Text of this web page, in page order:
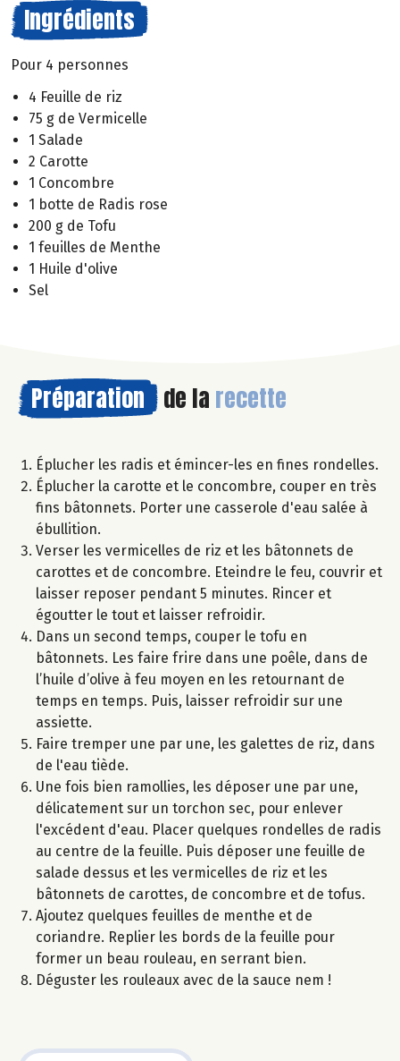
Ingrédients
Pour 4 personnes
4 Feuille de riz
75 g de Vermicelle
1 Salade
2 Carotte
1 Concombre
1 botte de Radis rose
200 g de Tofu
1 feuilles de Menthe
1 Huile d'olive
Sel
Préparation de la recette
Éplucher les radis et émincer-les en fines rondelles.
Éplucher la carotte et le concombre, couper en très
fins bâtonnets. Porter une casserole d'eau salée à
ébullition.
Verser les vermicelles de riz et les bâtonnets de
carottes et de concombre. Eteindre le feu, couvrir et
laisser reposer pendant 5 minutes. Rincer et
égoutter le tout et laisser refroidir.
Dans un second temps, couper le tofu en
bâtonnets. Les faire frire dans une poêle​, dans​ de
l’huile d’olive à feu moyen en les retournant de
temps en temps. Puis, laisser refroidir sur une
assiette.
Faire tremper une par une, les galettes de riz, dans
de l'eau tiède.
Une fois bien ramollies, les déposer une par une,
délicatement sur un torchon sec, pour enlever
l'excédent d'eau. Placer quelques rondelles de radis
au centre de la feuille. Puis déposer une feuille de
salade dessus et les vermicelles de riz et les
bâtonnets de carottes, de concombre et de tofus.
Ajoutez quelques feuilles de menthe et de
coriandre. Replier les bords de la feuille pour
former un beau rouleau, en serrant bien.
Déguster les rouleaux avec de la sauce nem !